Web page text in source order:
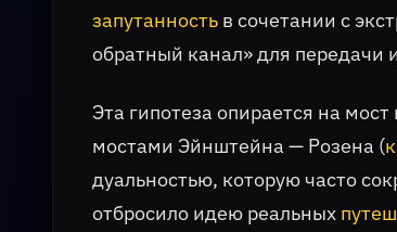
запутанность в сочетании с
обратный канал» для
Эта гипотеза опирается на
мостами Эйнштейна — Розена (
дуальностью, которую часто
отбросило идею реальных